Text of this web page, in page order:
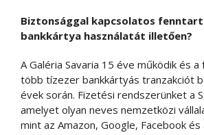
Biztonsággal kapcsolatos
bankkártya használatát illetően?
A Galéria Savaria 15 éve működik és a
több tízezer bankkártyás tranzakciót
évek során. Fizetési rendszerünket a
amelyet olyan neves nemzetközi
mint az Amazon, Google, Facebook